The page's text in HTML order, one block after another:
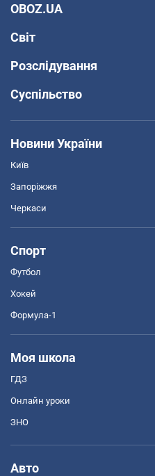
OBOZ.UA
Світ
Розслідування
Суспільство
Новини України
Київ
Запоріжжя
Черкаси
Спорт
Футбол
Хокей
Формула-1
Моя школа
ГДЗ
Онлайн уроки
ЗНО
Авто